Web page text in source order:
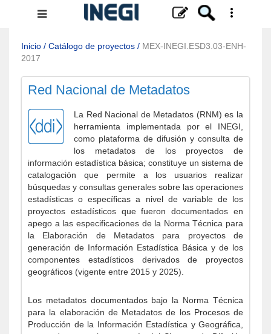
Menú
navegación
Inicio / Catálogo de proyectos / MEX-INEGI.ESD3.03-ENH-
2017
Red Nacional de Metadatos
La Red Nacional de Metadatos (RNM) es la
herramienta implementada por el INEGI,
como plataforma de difusión y consulta de
los metadatos de los proyectos de
información estadística básica; constituye un sistema de
catalogación que permite a los usuarios realizar
búsquedas y consultas generales sobre las operaciones
estadísticas o específicas a nivel de variable de los
proyectos estadísticos que fueron documentados en
apego a las especificaciones de la Norma Técnica para
la Elaboración de Metadatos para proyectos de
generación de Información Estadística Básica y de los
componentes estadísticos derivados de proyectos
geográficos (vigente entre 2015 y 2025).
Los metadatos documentados bajo la Norma Técnica
para la elaboración de Metadatos de los Procesos de
Producción de la Información Estadística y Geográfica,